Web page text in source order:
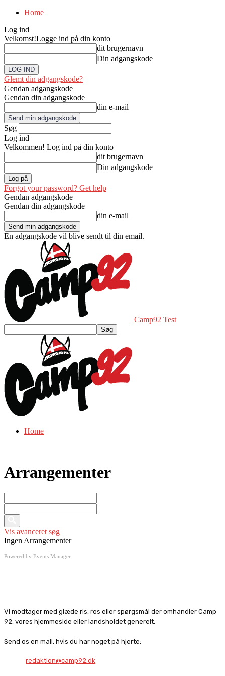
Home
Log ind
Velkomst!Logge ind på din konto
dit brugernavn
Din adgangskode
Glemt din adgangskode?
Gendan adgangskode
Gendan din adgangskode
din e-mail
Søg
Log ind
Velkommen! Log ind på din konto
dit brugernavn
Din adgangskode
Forgot your password? Get help
Gendan adgangskode
Gendan din adgangskode
din e-mail
En adgangskode vil blive sendt til din email.
Camp92 Test
Home
Arrangementer
nærheden
af
...
Vis avanceret søg
Ingen Arrangementer
Powered by Events Manager
Vi modtager med glæde ris, ros eller spørgsmål der omhandler Camp
92, vores hjemmeside eller landsholdet generelt.
Send os en mail, hvis du har noget på hjerte:
redaktion@camp92.dk